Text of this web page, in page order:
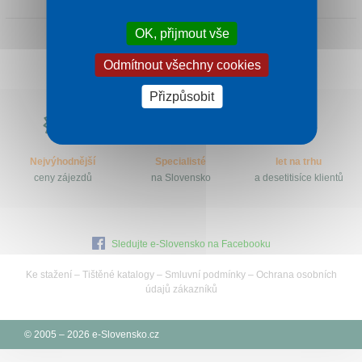
Slovensko.cz?
Nejvýhodnější
ceny zájezdů
Specialisté
na Slovensko
let na trhu
a desetitisíce klientů
Sledujte e-Slovensko na Facebooku
Ke stažení – Tištěné katalogy– Smluvní podmínky– Ochrana osobních
údajů zákazníků
© 2005 – 2026 e-Slovensko.cz
OK, přijmout vše
Odmítnout všechny cookies
Přizpůsobit